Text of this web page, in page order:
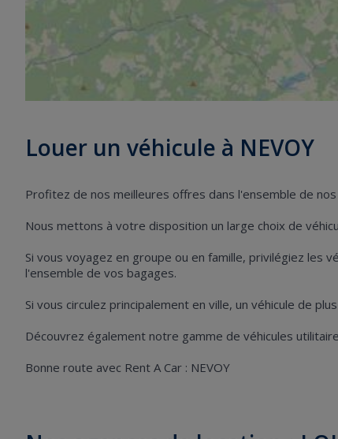
Louer un véhicule à NEVOY
Profitez de nos meilleures offres dans l'ensemble de nos
Nous mettons à votre disposition un large choix de
Si vous voyagez en groupe ou en famille, privilégiez les
l'ensemble de vos bagages.
Si vous circulez principalement en ville, un véhicule de
Découvrez également notre gamme de véhicules
Bonne route avec Rent A Car : NEVOY